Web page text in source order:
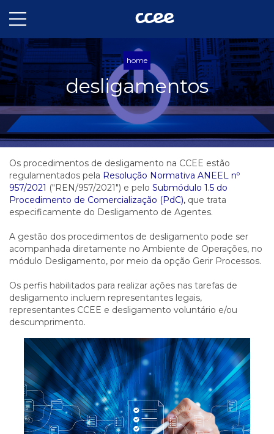
home
desligamentos
Os procedimentos de desligamento na CCEE estão
regulamentados pela Resolução Normativa ANEEL nº
957/2021 ("REN/957/2021") e pelo Submódulo 1.5 do
Procedimento de Comercialização (PdC), que trata
especificamente do Desligamento de Agentes.
A gestão dos procedimentos de desligamento pode ser
acompanhada diretamente no Ambiente de Operações, no
módulo Desligamento, por meio da opção Gerir Processos.
Os perfis habilitados para realizar ações nas tarefas de
desligamento incluem representantes legais,
representantes CCEE e desligamento voluntário e/ou
descumprimento.